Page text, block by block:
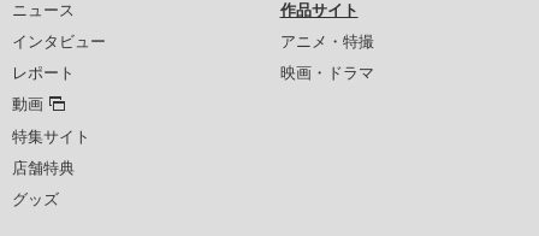
ニュース
インタビュー
レポート
動画
特集サイト
店舗特典
グッズ
作品サイト
アニメ・特撮
映画・ドラマ